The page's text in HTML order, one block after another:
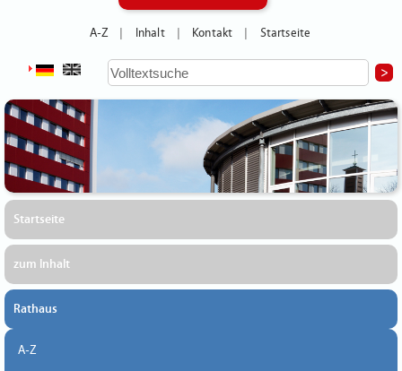
A-Z Inhalt Kontakt Startseite
Startseite
zum Inhalt
Rathaus
A-Z